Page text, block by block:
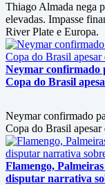
Thiago Almada nega
elevadas. Impasse
River Plate e Europa.
Neymar confirmado
Copa do Brasil
Neymar confirmado
Copa do Brasil
Flamengo,
disputar narrativa